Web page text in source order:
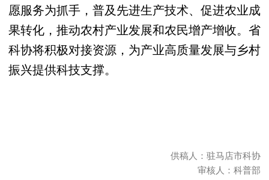
愿服务为抓手，普及先进生产技术、促进农业成
果转化，推动农村产业发展和农民增产增收。省
科协将积极对接资源，为产业高质量发展与乡村
振兴提供科技支撑。
供稿人：驻马店市科协
审核人：科普部